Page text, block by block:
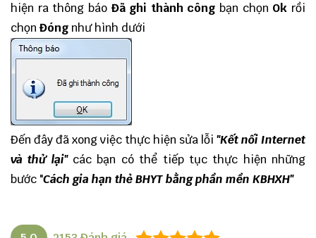
hiện ra thông báo Đã ghi thành công bạn chọn Ok rồi
chọn Đóng như hình dưới
Đến đây đã xong việc thực hiện sửa lỗi "Kết nối Internet
và thử lại"các bạn có thể tiếp tục thực hiện những
bước "Cách gia hạn thẻ BHYT bằng phần mền KBHXH"